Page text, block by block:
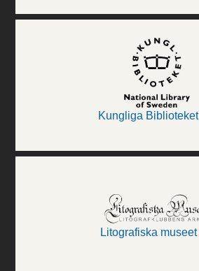
Kungliga Biblioteket
Litografiska museet